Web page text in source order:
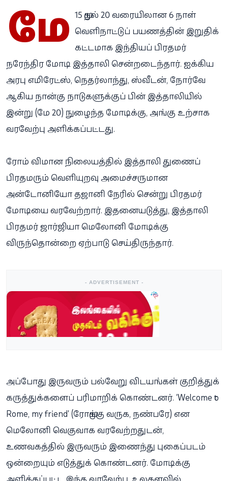
மே 15 முதல் 20 வரையிலான 6 நாள்
வெளிநாட்டுப் பயணத்தின் இறுதிக்
கட்டமாக இந்தியப் பிரதமர்
நரேந்திர மோடி இத்தாலி சென்றடைந்தார். ஐக்கிய
அரபு எமிரேட்ஸ், நெதர்லாந்து, ஸ்வீடன், நோர்வே
ஆகிய நான்கு நாடுகளுக்குப் பின் இத்தாலியில்
இன்று (மே 20) நுழைந்த மோடிக்கு, அங்கு உற்சாக
வரவேற்பு அளிக்கப்பட்டது.
ரோம் விமான நிலையத்தில் இத்தாலி துணைப்
பிரதமரும் வெளியுறவு அமைச்சருமான
அன்டோனியோ தஜானி நேரில் சென்று பிரதமர்
மோடியை வரவேற்றார். இதனையடுத்து, இத்தாலி
பிரதமர் ஜார்ஜியா மெலோனி மோடிக்கு
விருந்தொன்றை ஏற்பாடு செய்திருந்தார்.
- ADVERTISEMENT -
அப்போது இருவரும் பல்வேறு விடயங்கள் குறித்துக்
கருத்துக்களைப் பரிமாறிக் கொண்டனர். 'Welcome to
Rome, my friend' (ரோமுக்கு வருக, நண்பரே) என
மெலோனி வெகுவாக வரவேற்றதுடன்,
உணவகத்தில் இருவரும் இணைந்து புகைப்படம்
ஒன்றையும் எடுத்துக் கொண்டனர். மோடிக்கு